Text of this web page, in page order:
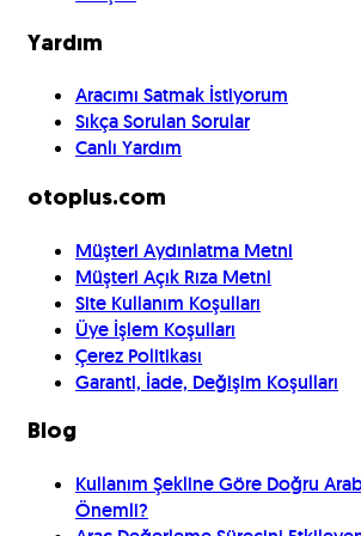
Yardım
Aracımı Satmak İstiyorum
Sıkça Sorulan Sorular
Canlı Yardım
otoplus.com
Müşteri Aydınlatma Metni
Müşteri Açık Rıza Metni
Site Kullanım Koşulları
Üye İşlem Koşulları
Çerez Politikası
Garanti, İade, Değişim Koşulları
Blog
Kullanım Şekline Göre Doğru
Önemli?